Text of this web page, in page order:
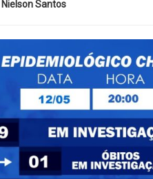
Nielson Santos